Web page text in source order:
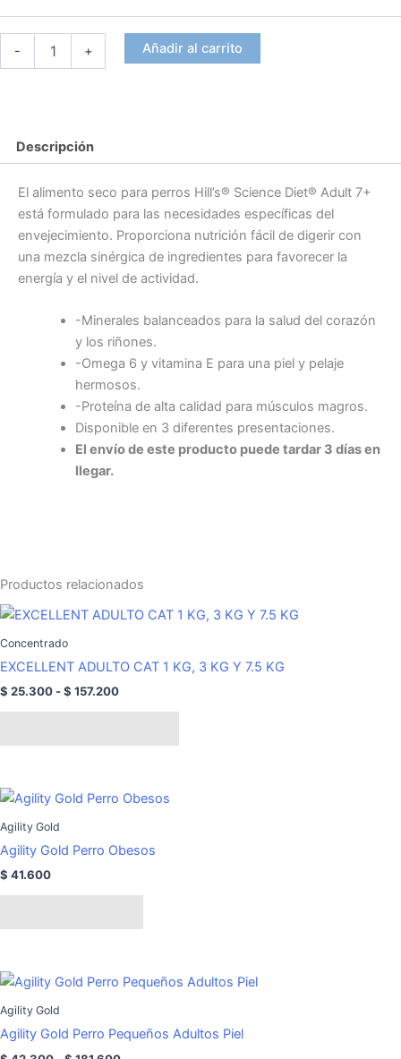
hasta
-
ACTIVE
LONGEVITY
26,5
LB
+ Añadir al carrito
Descripción
El alimento seco para perros Hill’s® Science Diet® Adult 7+
está formulado para las necesidades específicas del
envejecimiento. Proporciona nutrición fácil de digerir con
una mezcla sinérgica de ingredientes para favorecer la
energía y el nivel de actividad.
-Minerales balanceados para la salud del corazón
y los riñones.
-Omega 6 y vitamina E para una piel y pelaje
hermosos.
-Proteína de alta calidad para músculos magros.
Disponible en 3 diferentes presentaciones.
El envío de este producto puede tardar 3 días en
llegar.
Productos relacionados
Concentrado
EXCELLENT ADULTO CAT 1 KG, 3 KG Y 7.5 KG
$ 25.300 -$ 157.200
Rango
$ 25.300
hasta
Este
producto
variantes.
opciones
pueden
elegir
en
la
página
de
Agility Gold
Agility Gold Perro Obesos
$ 41.600
Agility Gold
Agility Gold Perro Pequeños Adultos Piel
Rango
$ 42.300
hasta
Este
producto
múltiples